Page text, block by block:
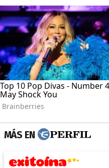
MÁS EN